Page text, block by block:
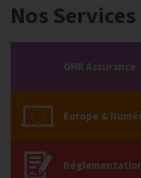
Nos Services
GHR Assurance
Europe &